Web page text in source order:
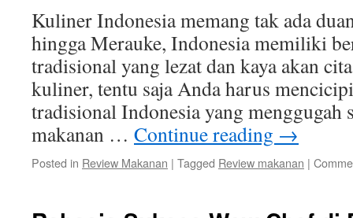
Kuliner Indonesia memang tak ada
hingga Merauke, Indonesia memiliki
tradisional yang lezat dan kaya akan
kuliner, tentu saja Anda harus
tradisional Indonesia yang menggugah
makanan … Continue reading →
Posted in Review Makanan | Tagged Review makanan |